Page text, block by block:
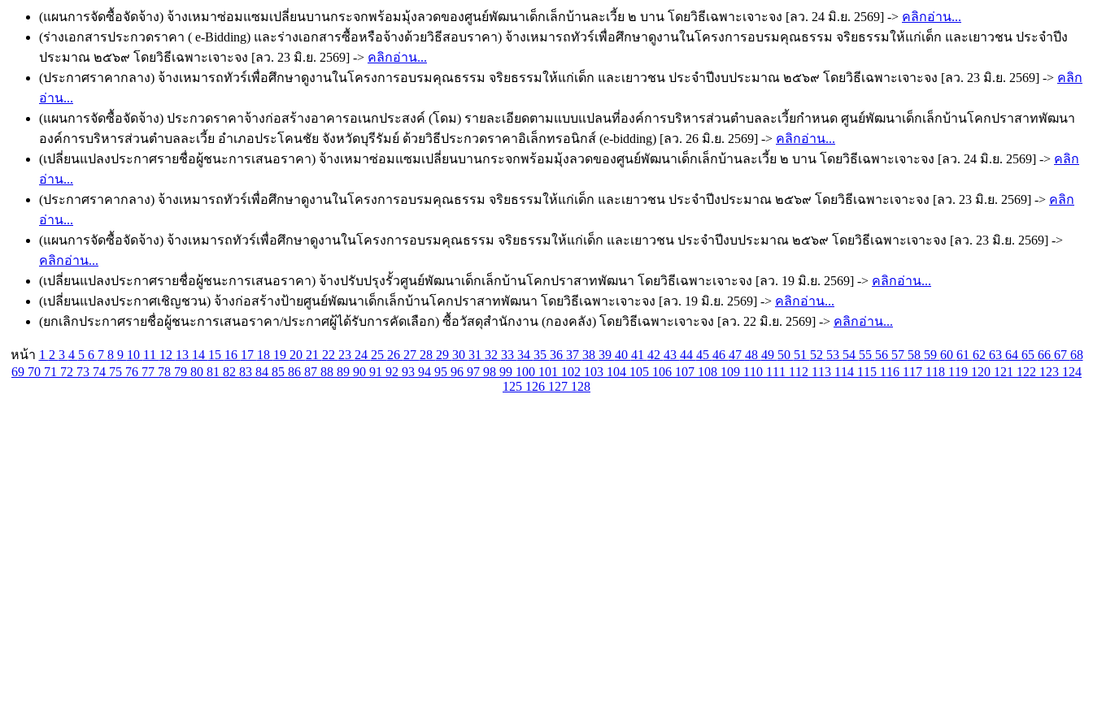
(แผนการจัดซื้อจัดจ้าง) จ้างเหมาซ่อมแซมเปลี่ยนบานกระจกพร้อมมุ้งลวดของศูนย์พัฒนาเด็กเล็กบ้านละเวี้ย ๒ บาน โดยวิธีเฉพาะเจาะจง [ลว. 24 มิ.ย. 2569] -> คลิกอ่าน...
(ร่างเอกสารประกวดราคา ( e-Bidding) และร่างเอกสารซื้อหรือจ้างด้วยวิธีสอบราคา) จ้างเหมารถทัวร์เพื่อศึกษาดูงานในโครงการอบรมคุณธรรม จริยธรรมให้แก่เด็ก และเยาวชน ประจำปีง
ประมาณ ๒๕๖๙ โดยวิธีเฉพาะเจาะจง [ลว. 23 มิ.ย. 2569] -> คลิกอ่าน...
(ประกาศราคากลาง) จ้างเหมารถทัวร์เพื่อศึกษาดูงานในโครงการอบรมคุณธรรม จริยธรรมให้แก่เด็ก และเยาวชน ประจำปีงบประมาณ ๒๕๖๙ โดยวิธีเฉพาะเจาะจง [ลว. 23 มิ.ย. 2569] -> คลิก
อ่าน...
(แผนการจัดซื้อจัดจ้าง) ประกวดราคาจ้างก่อสร้างอาคารอเนกประสงค์ (โดม) รายละเอียดตามแบบแปลนที่องค์การบริหารส่วนตำบลละเวี้ยกำหนด ศูนย์พัฒนาเด็กเล็กบ้านโคกปราสาทพัฒนา
องค์การบริหารส่วนตำบลละเวี้ย อำเภอประโคนชัย จังหวัดบุรีรัมย์ ด้วยวิธีประกวดราคาอิเล็กทรอนิกส์ (e-bidding) [ลว. 26 มิ.ย. 2569] -> คลิกอ่าน...
(เปลี่ยนแปลงประกาศรายชื่อผู้ชนะการเสนอราคา) จ้างเหมาซ่อมแซมเปลี่ยนบานกระจกพร้อมมุ้งลวดของศูนย์พัฒนาเด็กเล็กบ้านละเวี้ย ๒ บาน โดยวิธีเฉพาะเจาะจง [ลว. 24 มิ.ย. 2569] -> คลิก
อ่าน...
(ประกาศราคากลาง) จ้างเหมารถทัวร์เพื่อศึกษาดูงานในโครงการอบรมคุณธรรม จริยธรรมให้แก่เด็ก และเยาวชน ประจำปีงประมาณ ๒๕๖๙ โดยวิธีเฉพาะเจาะจง [ลว. 23 มิ.ย. 2569] -> คลิก
อ่าน...
(แผนการจัดซื้อจัดจ้าง) จ้างเหมารถทัวร์เพื่อศึกษาดูงานในโครงการอบรมคุณธรรม จริยธรรมให้แก่เด็ก และเยาวชน ประจำปีงบประมาณ ๒๕๖๙ โดยวิธีเฉพาะเจาะจง [ลว. 23 มิ.ย. 2569] ->
คลิกอ่าน...
(เปลี่ยนแปลงประกาศรายชื่อผู้ชนะการเสนอราคา) จ้างปรับปรุงรั้วศูนย์พัฒนาเด็กเล็กบ้านโคกปราสาทพัฒนา โดยวิธีเฉพาะเจาะจง [ลว. 19 มิ.ย. 2569] -> คลิกอ่าน...
(เปลี่ยนแปลงประกาศเชิญชวน) จ้างก่อสร้างป้ายศูนย์พัฒนาเด็กเล็กบ้านโคกปราสาทพัฒนา โดยวิธีเฉพาะเจาะจง [ลว. 19 มิ.ย. 2569] -> คลิกอ่าน...
(ยกเลิกประกาศรายชื่อผู้ชนะการเสนอราคา/ประกาศผู้ได้รับการคัดเลือก) ซื้อวัสดุสำนักงาน (กองคลัง) โดยวิธีเฉพาะเจาะจง [ลว. 22 มิ.ย. 2569] -> คลิกอ่าน...
หน้า 1 2 3 4 5 6 7 8 9 10 11 12 13 14 15 16 17 18 19 20 21 22 23 24 25 26 27 28 29 30 31 32 33 34 35 36 37 38 39 40 41 42 43 44 45 46 47 48 49 50 51 52 53 54 55 56 57 58 59 60 61 62 63 64 65 66 67 68
69 70 71 72 73 74 75 76 77 78 79 80 81 82 83 84 85 86 87 88 89 90 91 92 93 94 95 96 97 98 99 100 101 102 103 104 105 106 107 108 109 110 111 112 113 114 115 116 117 118 119 120 121 122 123 124
125 126 127 128